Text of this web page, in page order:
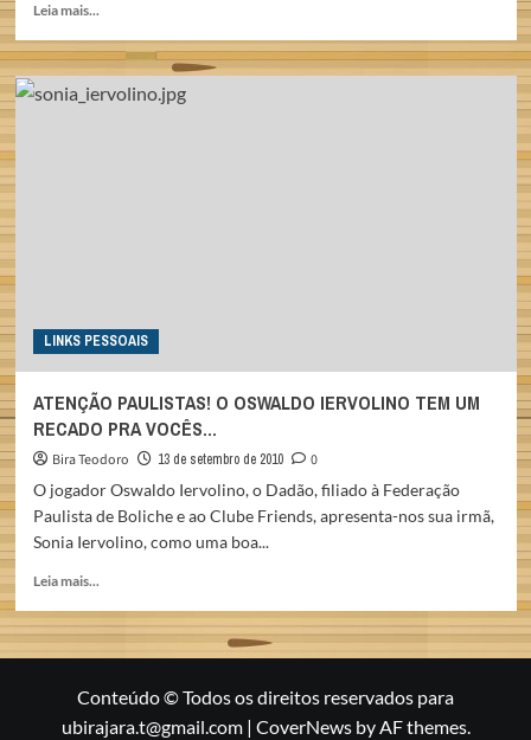
Leia mais...
about
UMA
CRÔNICA
LINKS PESSOAIS
ATENÇÃO PAULISTAS! O OSWALDO IERVOLINO TEM UM
RECADO PRA VOCÊS…
Bira Teodoro 13 de setembro de 2010
0
O jogador Oswaldo Iervolino, o Dadão, filiado à Federação
Paulista de Boliche e ao Clube Friends, apresenta-nos sua irmã,
Sonia Iervolino, como uma boa...
Leia mais...
about
ATENÇÃO
IERVOLINO
Conteúdo © Todos os direitos reservados para
ubirajara.t@gmail.com | CoverNewsby AF themes.